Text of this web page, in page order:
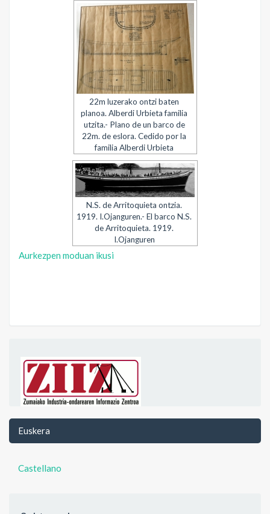
22m luzerako ontzi baten
planoa. Alberdi Urbieta familia
utzita.- Plano de un barco de
22m. de eslora. Cedido por la
familia Alberdi Urbieta
N.S. de Arritoquieta ontzia.
1919. I.Ojanguren.- El barco N.S.
de Arritoquieta. 1919.
I.Ojanguren
Aurkezpen moduan ikusi
Euskera
Castellano